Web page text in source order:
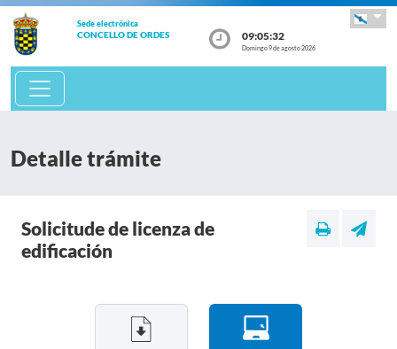
Sede electrónica
CONCELLO DE ORDES 09:05:32
Domingo 9 de agosto 2026
Detalle trámite
Solicitude de licenza de
edificación